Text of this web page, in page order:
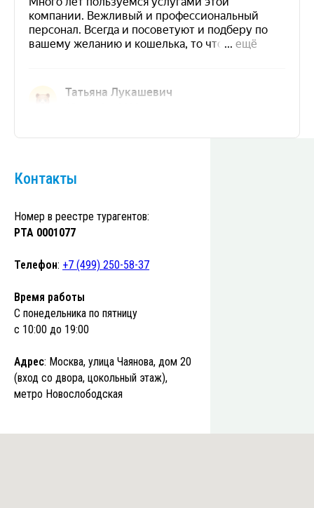
Контакты
Номер в реестре турагентов:
РТА 0001077
Телефон: +7 (499) 250-58-37
Время работы
С понедельника по пятницу
с 10:00 до 19:00
Адрес: Москва, улица Чаянова, дом 20
(вход со двора, цокольный этаж),
метро Новослободская